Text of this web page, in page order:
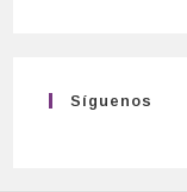
Síguenos